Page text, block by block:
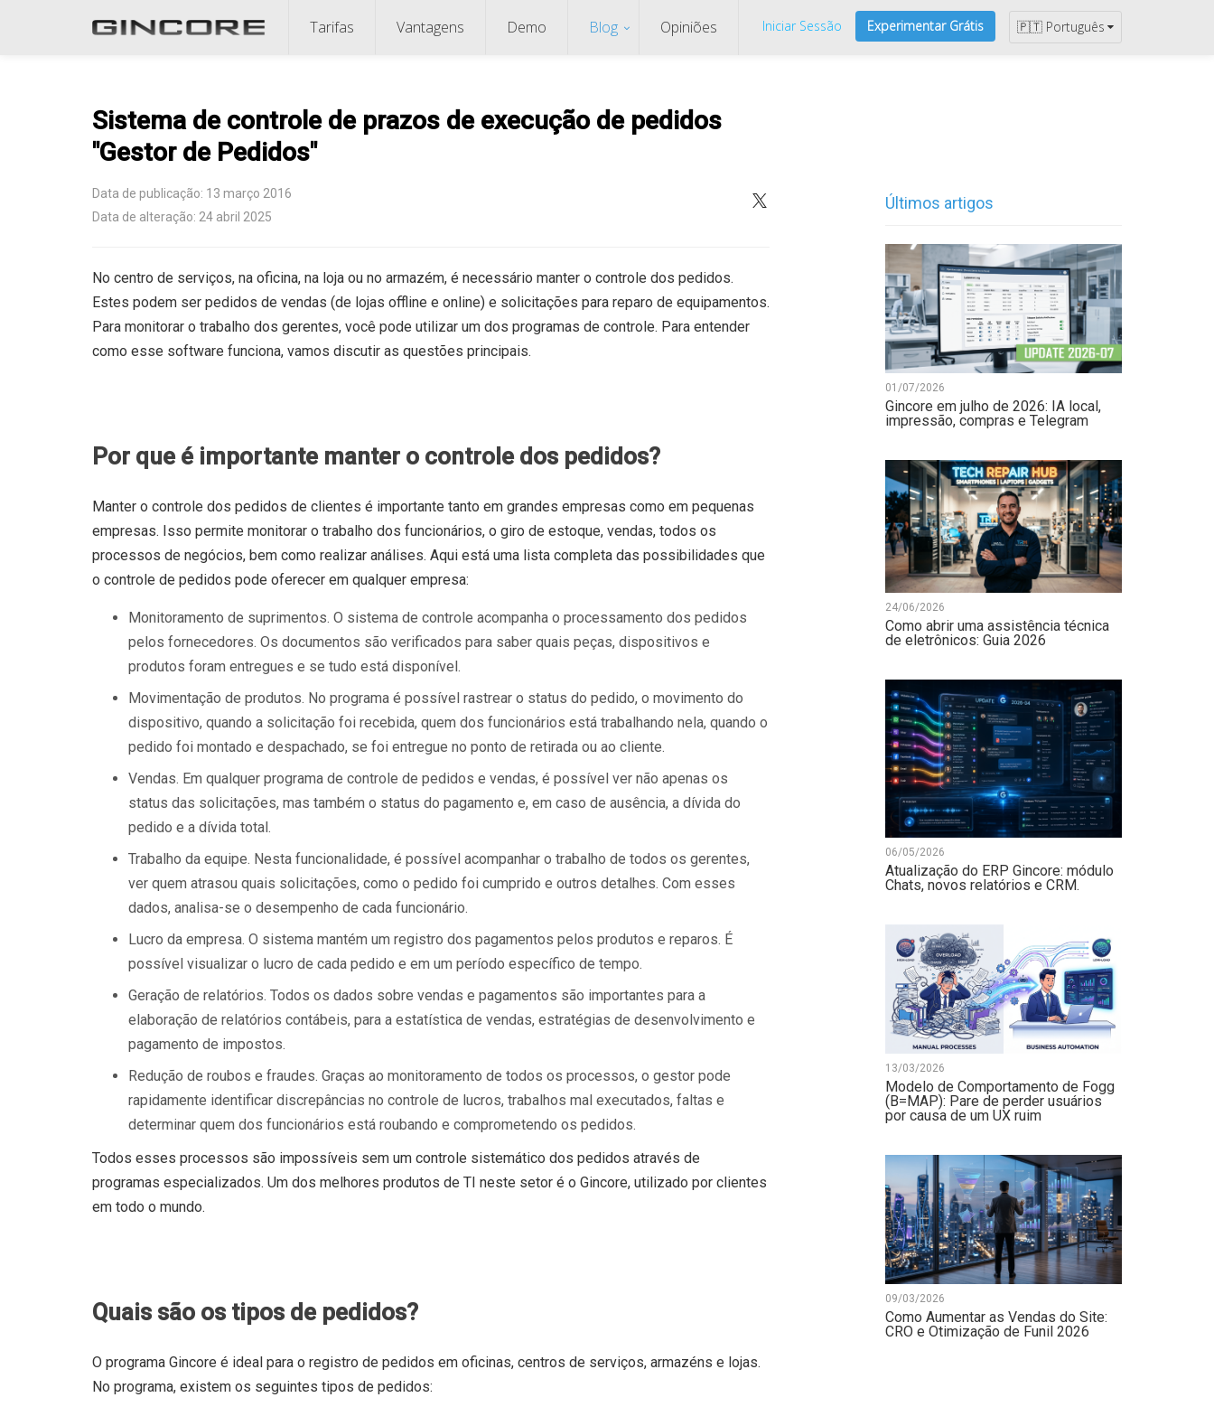
Iniciar Sessão Experimentar Grátis 🇵🇹 Português
Tarifas Vantagens Demo Blog Opiniões
Sistema de controle de prazos de execução de pedidos
"Gestor de Pedidos"
Data de publicação: 13 março 2016
Data de alteração: 24 abril 2025
No centro de serviços, na oficina, na loja ou no armazém, é necessário manter o controle dos pedidos.
Estes podem ser pedidos de vendas (de lojas offline e online) e solicitações para reparo de equipamentos.
Para monitorar o trabalho dos gerentes, você pode utilizar um dos programas de controle. Para entender
como esse software funciona, vamos discutir as questões principais.
Por que é importante manter o controle dos pedidos?
Manter o controle dos pedidos de clientes é importante tanto em grandes empresas como em pequenas
empresas. Isso permite monitorar o trabalho dos funcionários, o giro de estoque, vendas, todos os
processos de negócios, bem como realizar análises. Aqui está uma lista completa das possibilidades que
o controle de pedidos pode oferecer em qualquer empresa:
Monitoramento de suprimentos. O sistema de controle acompanha o processamento dos pedidos
pelos fornecedores. Os documentos são verificados para saber quais peças, dispositivos e
produtos foram entregues e se tudo está disponível.
Movimentação de produtos. No programa é possível rastrear o status do pedido, o movimento do
dispositivo, quando a solicitação foi recebida, quem dos funcionários está trabalhando nela, quando o
pedido foi montado e despachado, se foi entregue no ponto de retirada ou ao cliente.
Vendas. Em qualquer programa de controle de pedidos e vendas, é possível ver não apenas os
status das solicitações, mas também o status do pagamento e, em caso de ausência, a dívida do
pedido e a dívida total.
Trabalho da equipe. Nesta funcionalidade, é possível acompanhar o trabalho de todos os gerentes,
ver quem atrasou quais solicitações, como o pedido foi cumprido e outros detalhes. Com esses
dados, analisa-se o desempenho de cada funcionário.
Lucro da empresa. O sistema mantém um registro dos pagamentos pelos produtos e reparos. É
possível visualizar o lucro de cada pedido e em um período específico de tempo.
Geração de relatórios. Todos os dados sobre vendas e pagamentos são importantes para a
elaboração de relatórios contábeis, para a estatística de vendas, estratégias de desenvolvimento e
pagamento de impostos.
Redução de roubos e fraudes. Graças ao monitoramento de todos os processos, o gestor pode
rapidamente identificar discrepâncias no controle de lucros, trabalhos mal executados, faltas e
determinar quem dos funcionários está roubando e comprometendo os pedidos.
Todos esses processos são impossíveis sem um controle sistemático dos pedidos através de
programas especializados. Um dos melhores produtos de TI neste setor é o Gincore, utilizado por clientes
em todo o mundo.
Quais são os tipos de pedidos?
O programa Gincore é ideal para o registro de pedidos em oficinas, centros de serviços, armazéns e lojas.
No programa, existem os seguintes tipos de pedidos:
Últimos artigos
01/07/2026
Gincore em julho de 2026: IA local,
impressão, compras e Telegram
24/06/2026
Como abrir uma assistência técnica
de eletrônicos: Guia 2026
06/05/2026
Atualização do ERP Gincore: módulo
Chats, novos relatórios e CRM.
13/03/2026
Modelo de Comportamento de Fogg
(B=MAP): Pare de perder usuários
por causa de um UX ruim
09/03/2026
Como Aumentar as Vendas do Site:
CRO e Otimização de Funil 2026